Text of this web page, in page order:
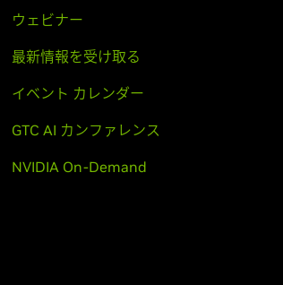
ウェビナー
最新情報を受け取る
イベント カレンダー
GTC AI カンファレンス
NVIDIA On-Demand